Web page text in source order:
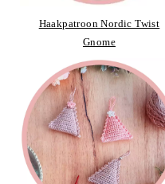
Haakpatroon Nordic Twist
Gnome